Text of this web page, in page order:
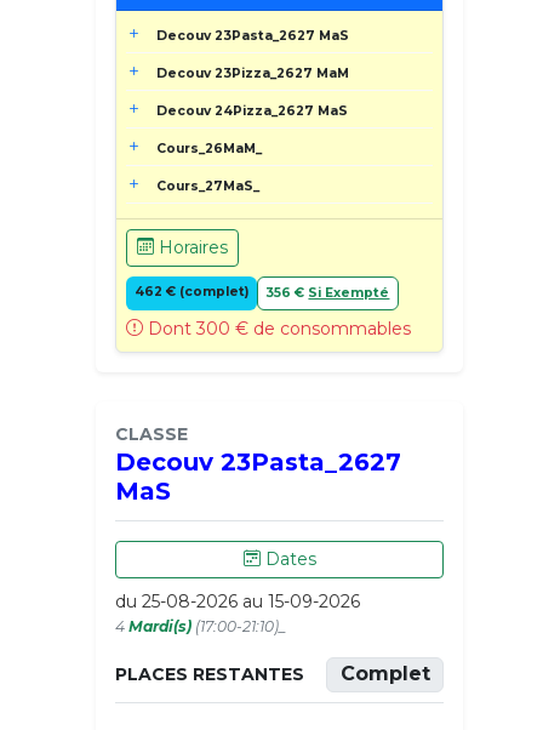
Decouv 23Pasta_2627 MaS
Decouv 23Pizza_2627 MaM
Decouv 24Pizza_2627 MaS
Cours_26MaM_
Cours_27MaS_
Horaires
462 € (complet) 356 € Si Exempté
Dont 300 € de consommables
CLASSE
Decouv 23Pasta_2627
MaS
Dates
du 25-08-2026 au 15-09-2026
4 Mardi(s) (17:00-21:10)_
PLACES RESTANTES Complet